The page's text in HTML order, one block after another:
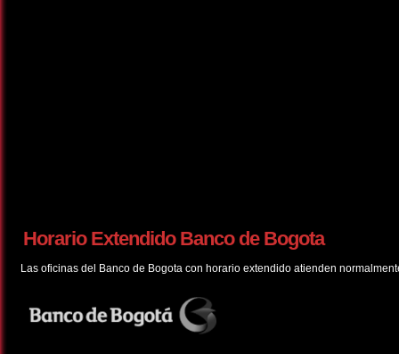
Horario Extendido Banco de Bogota
Las oficinas del Banco de Bogota con horario extendido atienden